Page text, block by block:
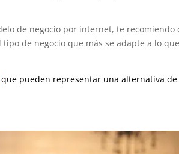
de negocio por internet, te recomiendo
de negocio que más se adapte a lo
que pueden representar una alternativa de